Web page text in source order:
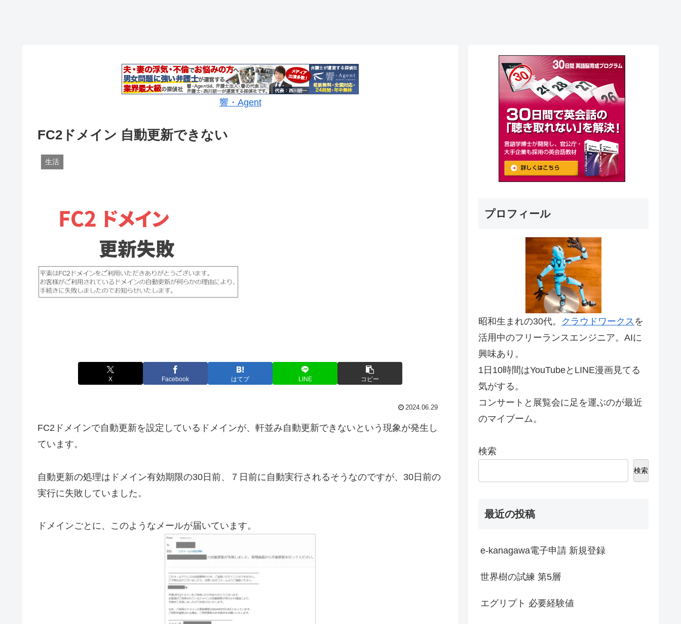
響・Agent
FC2ドメイン 自動更新できない
生活
X Facebook はてブ LINE コピー
2024.06.29
FC2ドメインで自動更新を設定しているドメインが、軒並み自動更新できないという現象が発生し
ています。
自動更新の処理はドメイン有効期限の30日前、７日前に自動実行されるそうなのですが、30日前の
実行に失敗していました。
ドメインごとに、このようなメールが届いています。
プロフィール
昭和生まれの30代。 クラウドワークス を
活用中のフリーランスエンジニア。AIに
興味あり。
1日10時間はYouTubeとLINE漫画見てる
気がする。
コンサートと展覧会に足を運ぶのが最近
のマイブーム。
検索
検索
最近の投稿
e-kanagawa電子申請 新規登録
世界樹の試練 第5層
エグリプト 必要経験値